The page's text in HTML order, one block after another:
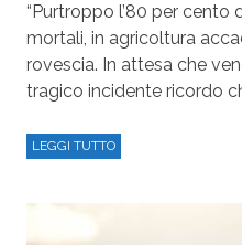
“Purtroppo l’80 per cento
mortali, in agricoltura
rovescia. In attesa che
tragico incidente ricordo
LEGGI TUTTO